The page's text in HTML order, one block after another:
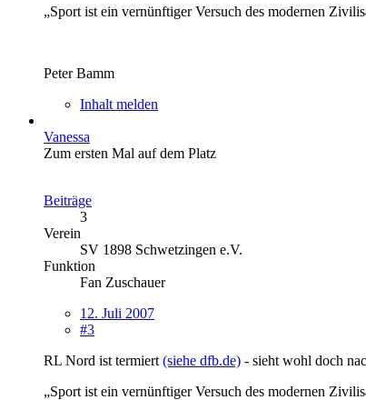
„Sport ist ein vernünftiger Versuch des modernen
Peter Bamm
Inhalt melden
Vanessa
Zum ersten Mal auf dem Platz
Beiträge
3
Verein
SV 1898 Schwetzingen e.V.
Funktion
Fan Zuschauer
12. Juli 2007
#3
RL Nord ist termiert (siehe dfb.de) - sieht wohl doch
„Sport ist ein vernünftiger Versuch des modernen